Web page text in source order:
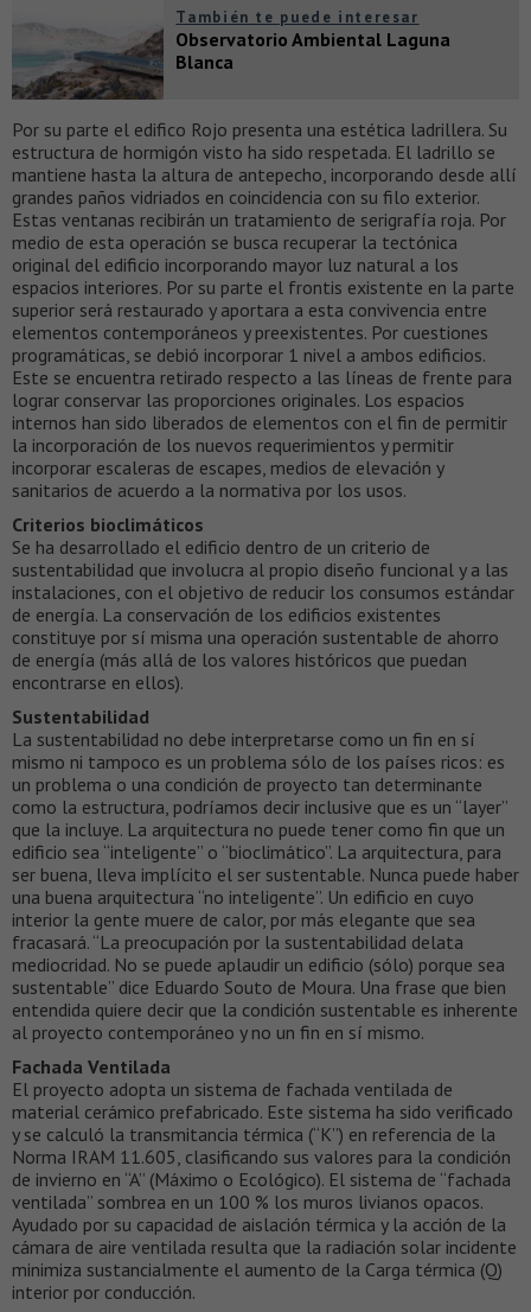
También te puede interesar
Observatorio Ambiental Laguna
Blanca
Por su parte el edifico Rojo presenta una estética ladrillera. Su
estructura de hormigón visto ha sido respetada. El ladrillo se
mantiene hasta la altura de antepecho, incorporando desde allí
grandes paños vidriados en coincidencia con su filo exterior.
Estas ventanas recibirán un tratamiento de serigrafía roja. Por
medio de esta operación se busca recuperar la tectónica
original del edificio incorporando mayor luz natural a los
espacios interiores. Por su parte el frontis existente en la parte
superior será restaurado y aportara a esta convivencia entre
elementos contemporáneos y preexistentes. Por cuestiones
programáticas, se debió incorporar 1 nivel a ambos edificios.
Este se encuentra retirado respecto a las líneas de frente para
lograr conservar las proporciones originales. Los espacios
internos han sido liberados de elementos con el fin de permitir
la incorporación de los nuevos requerimientos y permitir
incorporar escaleras de escapes, medios de elevación y
sanitarios de acuerdo a la normativa por los usos.
Criterios bioclimáticos
Se ha desarrollado el edificio dentro de un criterio de
sustentabilidad que involucra al propio diseño funcional y a las
instalaciones, con el objetivo de reducir los consumos estándar
de energía. La conservación de los edificios existentes
constituye por sí misma una operación sustentable de ahorro
de energía (más allá de los valores históricos que puedan
encontrarse en ellos).
Sustentabilidad
La sustentabilidad no debe interpretarse como un fin en sí
mismo ni tampoco es un problema sólo de los países ricos: es
un problema o una condición de proyecto tan determinante
como la estructura, podríamos decir inclusive que es un “layer”
que la incluye. La arquitectura no puede tener como fin que un
edificio sea “inteligente” o “bioclimático”. La arquitectura, para
ser buena, lleva implícito el ser sustentable. Nunca puede haber
una buena arquitectura “no inteligente”. Un edificio en cuyo
interior la gente muere de calor, por más elegante que sea
fracasará. “La preocupación por la sustentabilidad delata
mediocridad. No se puede aplaudir un edificio (sólo) porque sea
sustentable” dice Eduardo Souto de Moura. Una frase que bien
entendida quiere decir que la condición sustentable es inherente
al proyecto contemporáneo y no un fin en sí mismo.
Fachada Ventilada
El proyecto adopta un sistema de fachada ventilada de
material cerámico prefabricado. Este sistema ha sido verificado
y se calculó la transmitancia térmica (“K”) en referencia de la
Norma IRAM 11.605, clasificando sus valores para la condición
de invierno en “A” (Máximo o Ecológico). El sistema de “fachada
ventilada” sombrea en un 100 % los muros livianos opacos.
Ayudado por su capacidad de aislación térmica y la acción de la
cámara de aire ventilada resulta que la radiación solar incidente
minimiza sustancialmente el aumento de la Carga térmica (Q)
interior por conducción.